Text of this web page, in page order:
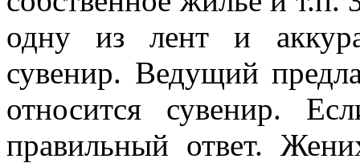
одну из лент и
сувенир. Ведущий
относится сувенир.
правильный ответ.